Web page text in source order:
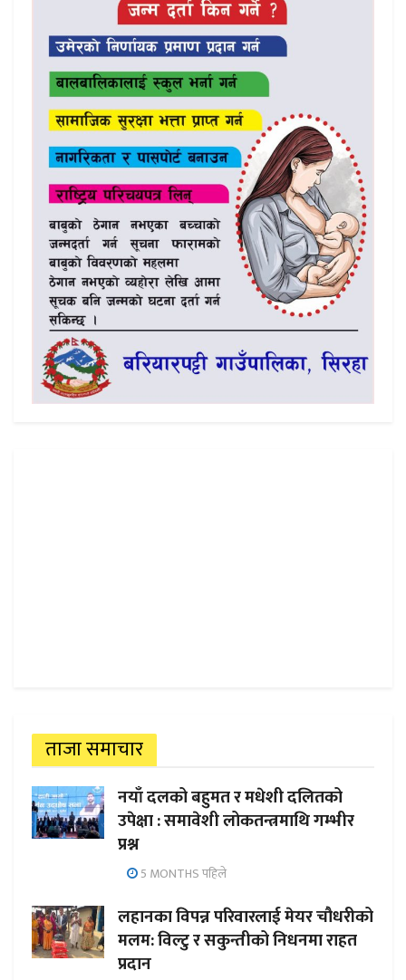
ताजा समाचार
नयाँ दलको बहुमत र मधेशी दलितको
उपेक्षा : समावेशी लोकतन्त्रमाथि गम्भीर
प्रश्न
5 MONTHS पहिले
लहानका विपन्न परिवारलाई मेयर चौधरीको
मलम: विल्टु र सकुन्तीको निधनमा राहत
प्रदान